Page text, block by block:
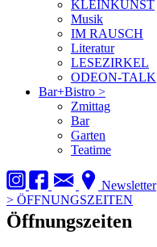
KLEINKUNST
Musik
IM RAUSCH
Literatur
LESEZIRKEL
ODEON-TALK
Bar+Bistro >
Zmittag
Bar
Garten
Teatime
Newsletter
> ÖFFNUNGSZEITEN
Öffnungszeiten